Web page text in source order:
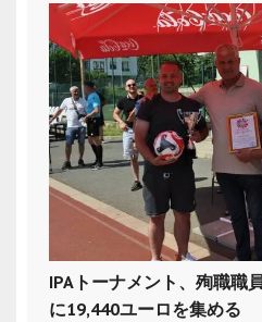
IPAトーナメント、殉職職
に19,440ユーロを集める